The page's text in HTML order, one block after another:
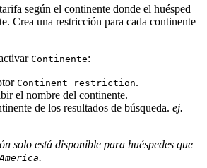
según el continente donde el huésped
Crea una restricción para cada continente
Continente:
Continent restriction.
el nombre del continente.
de los resultados de búsqueda. ej.
solo está disponible para huéspedes que
.